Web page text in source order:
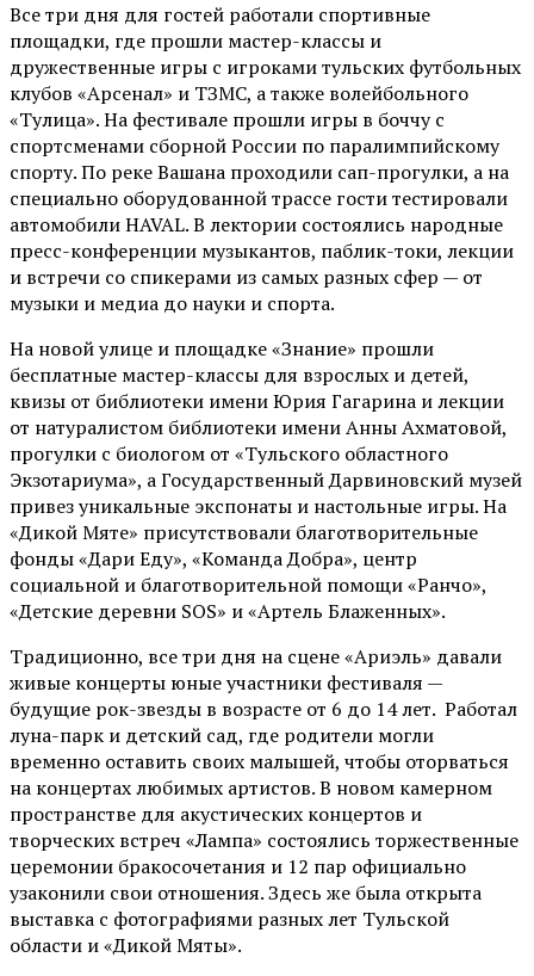
Все три дня для гостей работали спортивные
площадки, где прошли мастер-классы и
дружественные игры с игроками тульских футбольных
клубов «Арсенал» и ТЗМС, а также волейбольного
«Тулица». На фестивале прошли игры в боччу с
спортсменами сборной России по паралимпийскому
спорту. По реке Вашана проходили сап-прогулки, а на
специально оборудованной трассе гости тестировали
автомобили HAVAL. В лектории состоялись народные
пресс-конференции музыкантов, паблик-токи, лекции
и встречи со спикерами из самых разных сфер — от
музыки и медиа до науки и спорта.
На новой улице и площадке «Знание» прошли
бесплатные мастер-классы для взрослых и детей,
квизы от библиотеки имени Юрия Гагарина и лекции
от натуралистом библиотеки имени Анны Ахматовой,
прогулки с биологом от «Тульского областного
Экзотариума», а Государственный Дарвиновский музей
привез уникальные экспонаты и настольные игры. На
«Дикой Мяте» присутствовали благотворительные
фонды «Дари Еду», «Команда Добра», центр
социальной и благотворительной помощи «Ранчо»,
«Детские деревни SOS» и «Артель Блаженных».
Традиционно, все три дня на сцене«Ариэль» давали
живые концерты юные участники фестиваля —
будущие рок-звезды в возрасте от 6 до 14 лет. Работал
луна-парк и детский сад, где родители могли
временно оставить своих малышей, чтобы оторваться
на концертах любимых артистов. В новом камерном
пространстве для акустических концертов и
творческих встреч «Лампа» состоялись торжественные
церемонии бракосочетания и 12 пар официально
узаконили свои отношения. Здесь же была открыта
выставка с фотографиями разных лет Тульской
области и «Дикой Мяты».